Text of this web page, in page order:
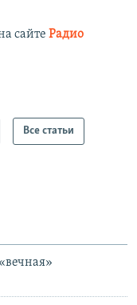
сайте Радио
Все статьи